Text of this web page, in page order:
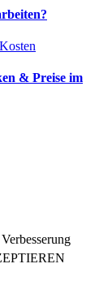
Kosten
& Preise im